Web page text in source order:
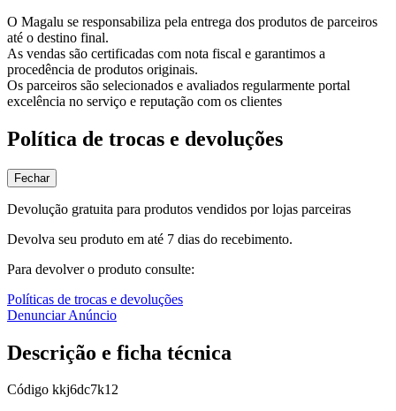
O Magalu se responsabiliza pela entrega dos produtos de parceiros
até o destino final.
As vendas são certificadas com nota fiscal e garantimos a
procedência de produtos originais.
Os parceiros são selecionados e avaliados regularmente portal
excelência no serviço e reputação com os clientes
Política de trocas e devoluções
Fechar
Devolução gratuita para produtos vendidos por lojas parceiras
Devolva seu produto em até 7 dias do recebimento.
Para devolver o produto consulte:
Políticas de trocas e devoluções
Denunciar Anúncio
Descrição e ficha técnica
Código kkj6dc7k12